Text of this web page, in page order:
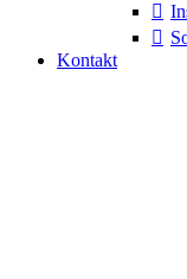
Kontakt